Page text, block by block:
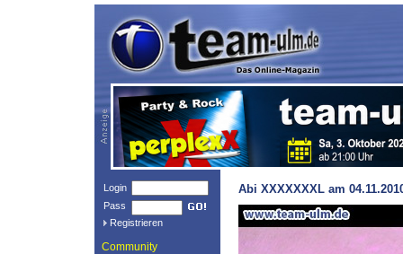
Login
Pass
Registrieren
Community
Abi XXXXXXXL am